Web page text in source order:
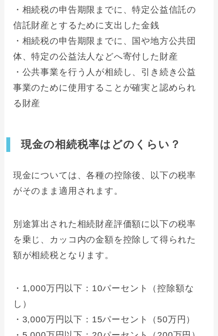
・相続税の申告期限までに、特定公益信託の
信託財産とするために支出した金銭
・相続税の申告期限までに、国や地方公共団
体、特定の公益法人などへ寄付した財産
・公共事業を行う人が相続し、引き続き公益
事業のために使用することが確実と認められ
る財産
現金の相続税率はどのくらい？
現金については、各種の控除後、以下の税率
がそのまま適用されます。
別途算出された相続財産評価額に以下の税率
を乗じ、カッコ内の金額を控除して得られた
額が相続税となります。
・1,000万円以下：10パーセント（控除額な
し）
・3,000万円以下：15パーセント（50万円）